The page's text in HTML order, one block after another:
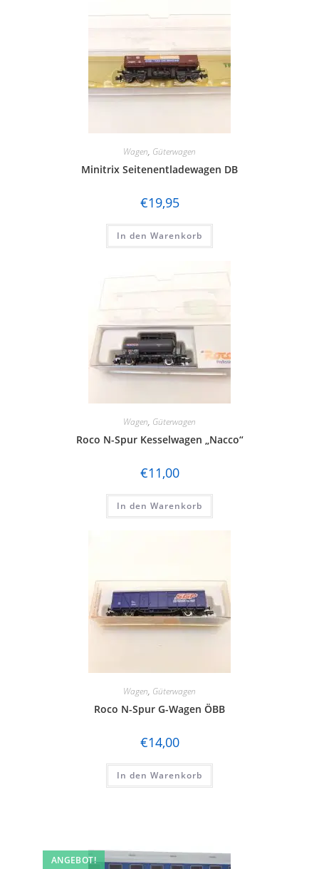
Wagen, Güterwagen
Minitrix Seitenentladewagen DB
€19,95
In den Warenkorb
Wagen, Güterwagen
Roco N-Spur Kesselwagen „Nacco“
€11,00
In den Warenkorb
Wagen, Güterwagen
Roco N-Spur G-Wagen ÖBB
€14,00
In den Warenkorb
ANGEBOT!